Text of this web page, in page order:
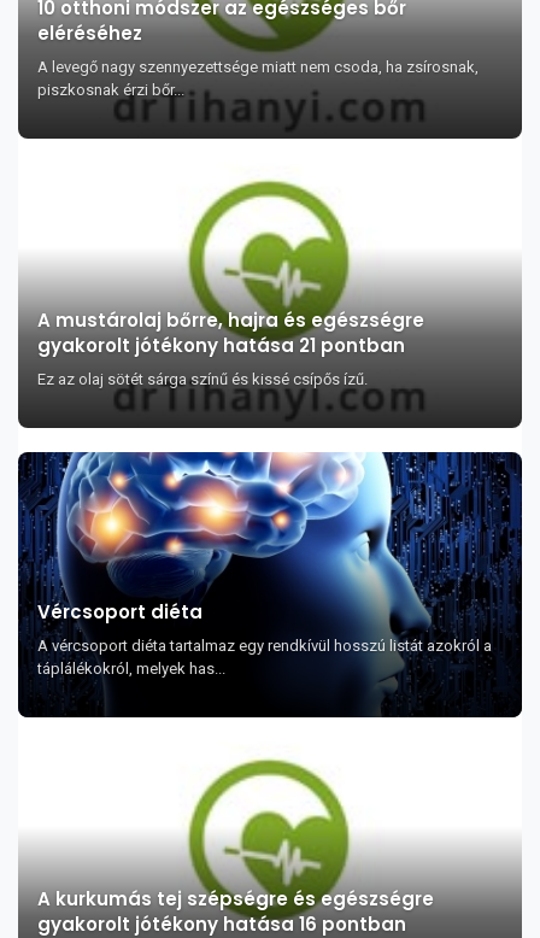
10 otthoni módszer az egészséges bőr
eléréséhez
A levegő nagy szennyezettsége miatt nem csoda, ha zsírosnak,
piszkosnak érzi bőr...
A mustárolaj bőrre, hajra és egészségre
gyakorolt jótékony hatása 21 pontban
Ez az olaj sötét sárga színű és kissé csípős ízű.
Vércsoport diéta
A vércsoport diéta tartalmaz egy rendkívül hosszú listát azokról a
táplálékokról, melyek has...
A kurkumás tej szépségre és egészségre
gyakorolt jótékony hatása 16 pontban